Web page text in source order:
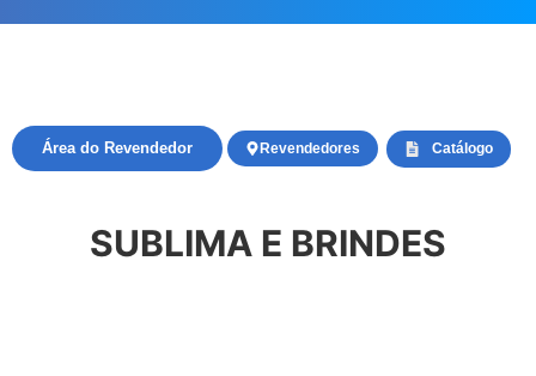
Catálogo
Revendedores
Área do Revendedor
SUBLIMA E BRINDES